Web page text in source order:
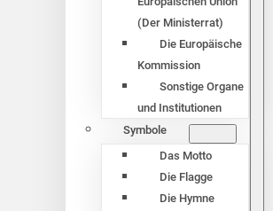
(Der Ministerrat)
Die Europäische
Kommission
Sonstige Organe
und Institutionen
Symbole
Das Motto
Die Flagge
Die Hymne